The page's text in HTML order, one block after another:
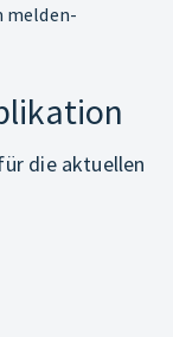
melden-
die aktuellen